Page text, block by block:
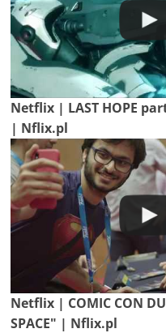
Netflix | LAST HOPE
| Nflix.pl
Netflix | COMIC CON
SPACE" | Nflix.pl